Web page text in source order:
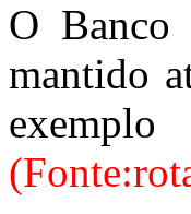
O Banco
mantido